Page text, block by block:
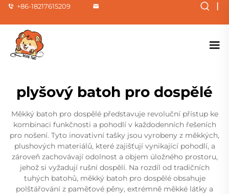
+86-18217615209 |
plyšový batoh pro dospělé
Měkký batoh pro dospělé představuje revoluční přístup ke
kombinaci funkčnosti a pohodlí v každodenních řešeních
pro nošení. Tyto inovativní tašky jsou vyrobeny z měkkých,
plushových materiálů, které zajišťují vynikající pohodlí, a
zároveň zachovávají odolnost a objem úložného prostoru,
jehož si vyžadují rušní dospělí. Na rozdíl od tradičních
tuhých batohů, měkký batoh pro dospělé obsahuje
polštářování z paměťové pěny, extrémně měkké látky a